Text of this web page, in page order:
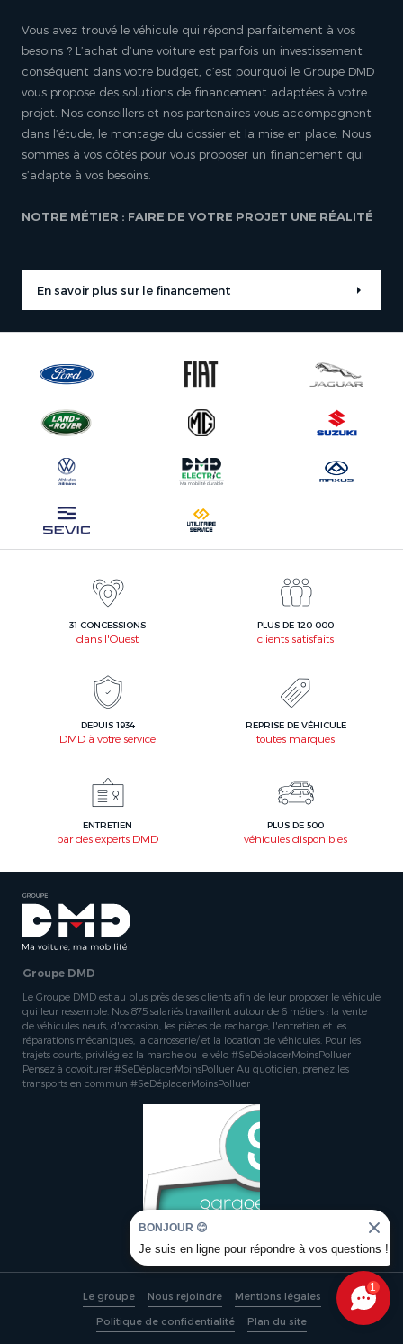
Vous avez trouvé le véhicule qui répond parfaitement à vos
besoins ? L’achat d’une voiture est parfois un investissement
conséquent dans votre budget, c’est pourquoi le Groupe DMD
vous propose des solutions de financement adaptées à votre
projet. Nos conseillers et nos partenaires vous accompagnent
dans l’étude, le montage du dossier et la mise en place. Nous
sommes à vos côtés pour vous proposer un financement qui
s’adapte à vos besoins.
NOTRE MÉTIER : FAIRE DE VOTRE PROJET UNE RÉALITÉ
En savoir plus sur le financement
31 CONCESSIONS
dans l'Ouest
PLUS DE 120 000
clients satisfaits
DEPUIS 1934
DMD à votre service
REPRISE DE VÉHICULE
toutes marques
ENTRETIEN
par des experts DMD
PLUS DE 500
véhicules disponibles
Groupe DMD
Le Groupe DMD est au plus près de ses clients afin de leur proposer le véhicule
qui leur ressemble. Nos 875 salariés travaillent autour de 6 métiers : la vente
de véhicules neufs, d'occasion, les pièces de rechange, l'entretien et les
réparations mécaniques, la carrosserie/ et la location de véhicules. Pour les
trajets courts, privilégiez la marche ou le vélo #SeDéplacerMoinsPolluer
Pensez à covoiturer #SeDéplacerMoinsPolluer Au quotidien, prenez les
transports en commun #SeDéplacerMoinsPolluer
Le groupe Nous rejoindre Mentions légales
Politique de confidentialité Plan du site
1
BONJOUR 😊
Je suis en ligne pour répondre à vos questions !